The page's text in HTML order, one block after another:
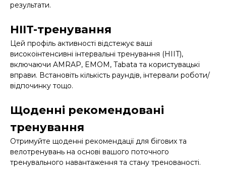
результати.
HIIT-тренування
Цей профіль активності відстежує ваші
високоінтенсивні інтервальні тренування (HIIT),
включаючи AMRAP, EMOM, Tabata та користувацькі
вправи. Встановіть кількість раундів, інтервали роботи/
відпочинку тощо.
Щоденні рекомендовані
тренування
Отримуйте щоденні рекомендації для бігових та
велотренувань на основі вашого поточного
тренувального навантаження та стану тренованості.